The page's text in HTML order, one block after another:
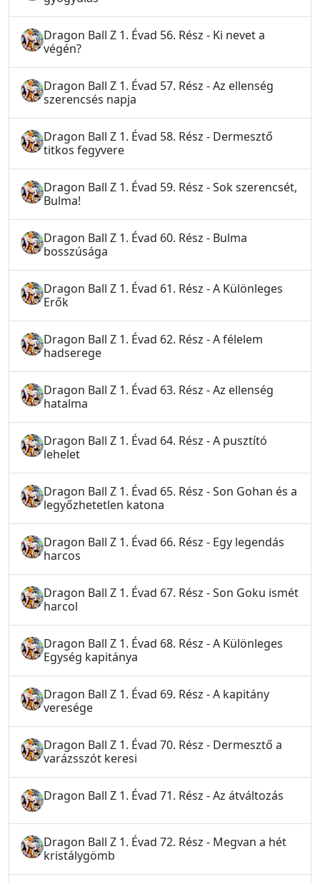
Dragon Ball Z 1. Évad 56. Rész - Ki nevet a
végén?
Dragon Ball Z 1. Évad 57. Rész - Az ellenség
szerencsés napja
Dragon Ball Z 1. Évad 58. Rész - Dermesztő
titkos fegyvere
Dragon Ball Z 1. Évad 59. Rész - Sok szerencsét,
Bulma!
Dragon Ball Z 1. Évad 60. Rész - Bulma
bosszúsága
Dragon Ball Z 1. Évad 61. Rész - A Különleges
Erők
Dragon Ball Z 1. Évad 62. Rész - A félelem
hadserege
Dragon Ball Z 1. Évad 63. Rész - Az ellenség
hatalma
Dragon Ball Z 1. Évad 64. Rész - A pusztító
lehelet
Dragon Ball Z 1. Évad 65. Rész - Son Gohan és a
legyőzhetetlen katona
Dragon Ball Z 1. Évad 66. Rész - Egy legendás
harcos
Dragon Ball Z 1. Évad 67. Rész - Son Goku ismét
harcol
Dragon Ball Z 1. Évad 68. Rész - A Különleges
Egység kapitánya
Dragon Ball Z 1. Évad 69. Rész - A kapitány
veresége
Dragon Ball Z 1. Évad 70. Rész - Dermesztő a
varázsszót keresi
Dragon Ball Z 1. Évad 71. Rész - Az átváltozás
Dragon Ball Z 1. Évad 72. Rész - Megvan a hét
kristálygömb